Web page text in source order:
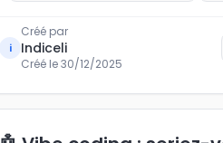
i
Créé par
Indiceli
Créé le30/12/2025